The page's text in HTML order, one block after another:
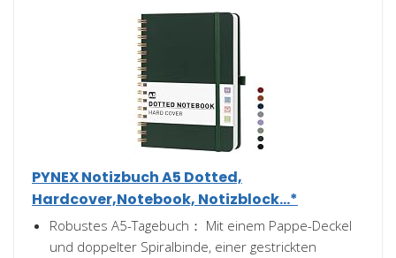
PYNEX Notizbuch A5 Dotted,
Hardcover,Notebook, Notizblock...*
Robustes A5-Tagebuch： Mit einem Pappe-Deckel
und doppelter Spiralbinde, einer gestrickten